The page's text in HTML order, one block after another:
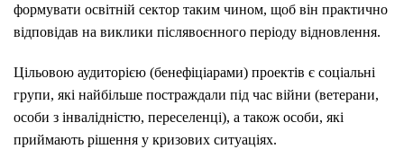
формувати освітній сектор таким чином, щоб він практично
відповідав на виклики післявоєнного періоду відновлення.
Цільовою аудиторією (бенефіціарами) проектів є соціальні
групи, які найбільше постраждали під час війни (ветерани,
особи з інвалідністю, переселенці), а також особи, які
приймають рішення у кризових ситуаціях.